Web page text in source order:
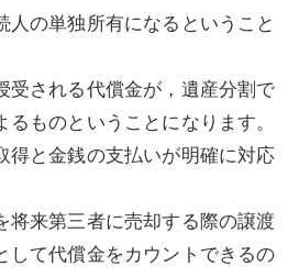
人の単独所有になるということ
受される代償金が，遺産分割で
ものということになります。
得と金銭の支払いが明確に対応
将来第三者に売却する際の譲渡
して代償金をカウントできるの